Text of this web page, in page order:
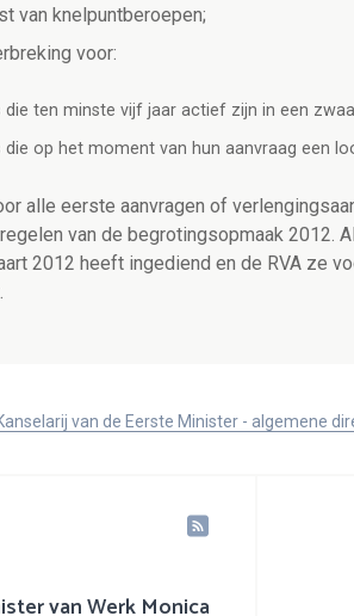
van knelpuntberoepen;
voor:
die ten minste vijf jaar actief zijn in een
die op het moment van hun aanvraag een
alle eerste aanvragen of
van de begrotingsopmaak 2012.
2012 heeft ingediend en de RVA ze
van de Eerste Minister - algemene
van Werk Monica